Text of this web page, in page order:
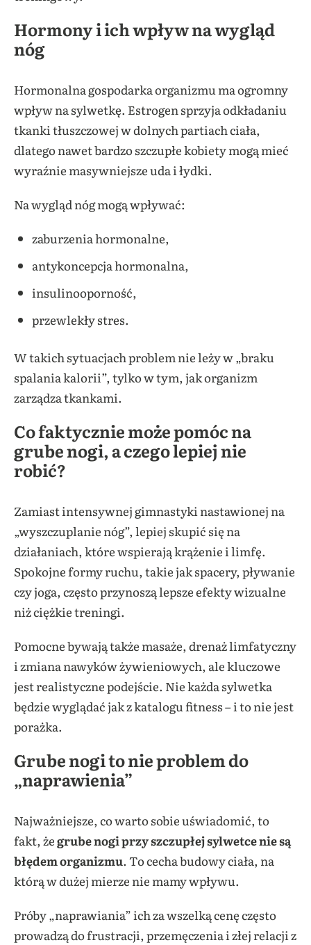
Hormony i ich wpływ na wygląd
nóg
Hormonalna gospodarka organizmu ma ogromny
wpływ na sylwetkę. Estrogen sprzyja odkładaniu
tkanki tłuszczowej w dolnych partiach ciała,
dlatego nawet bardzo szczupłe kobiety mogą mieć
wyraźnie masywniejsze uda i łydki.
Na wygląd nóg mogą wpływać:
zaburzenia hormonalne,
antykoncepcja hormonalna,
insulinooporność,
przewlekły stres.
W takich sytuacjach problem nie leży w „braku
spalania kalorii”, tylko w tym, jak organizm
zarządza tkankami.
Co faktycznie może pomóc na
grube nogi, a czego lepiej nie
robić?
Zamiast intensywnej gimnastyki nastawionej na
„wyszczuplanie nóg”, lepiej skupić się na
działaniach, które wspierają krążenie i limfę.
Spokojne formy ruchu, takie jak spacery, pływanie
czy joga, często przynoszą lepsze efekty wizualne
niż ciężkie treningi.
Pomocne bywają także masaże, drenaż limfatyczny
i zmiana nawyków żywieniowych, ale kluczowe
jest realistyczne podejście. Nie każda sylwetka
będzie wyglądać jak z katalogu fitness – i to nie jest
porażka.
Grube nogi to nie problem do
„naprawienia”
Najważniejsze, co warto sobie uświadomić, to
fakt, żegrube nogi przy szczupłej sylwetce nie są
błędem organizmu. To cecha budowy ciała, na
którą w dużej mierze nie mamy wpływu.
Próby „naprawiania” ich za wszelką cenę często
prowadzą do frustracji, przemęczenia i złej relacji z